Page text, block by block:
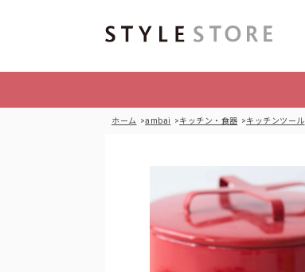
ホーム ambai キッチン・食器 キッチンツール